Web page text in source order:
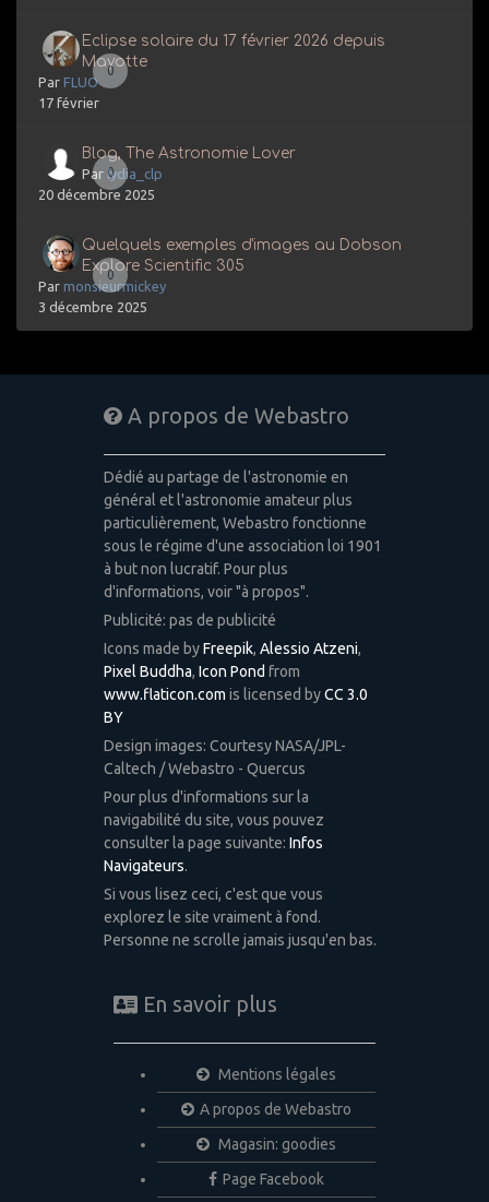
0
Eclipse solaire du 17 février 2026 depuis
Mayotte
Par FLUO
17 février
0
Blog, The Astronomie Lover
Par lydia_clp
20 décembre 2025
0
Quelquels exemples d'images au Dobson
Explore Scientific 305
Par monsieurmickey
3 décembre 2025
A propos de Webastro
Dédié au partage de l'astronomie en
général et l'astronomie amateur plus
particulièrement, Webastro fonctionne
sous le régime d'une association loi 1901
à but non lucratif. Pour plus
d'informations, voir "à propos".
Publicité: pas de publicité
Icons made byFreepik, Alessio Atzeni,
Pixel Buddha, Icon Pond from
www.flaticon.com is licensed byCC 3.0
BY
Design images: Courtesy NASA/JPL-
Caltech / Webastro - Quercus
Pour plus d'informations sur la
navigabilité du site, vous pouvez
consulter la page suivante: Infos
Navigateurs.
Si vous lisez ceci, c'est que vous
explorez le site vraiment à fond.
Personne ne scrolle jamais jusqu'en bas.
En savoir plus
Mentions légales
A propos de Webastro
Magasin: goodies
Page Facebook